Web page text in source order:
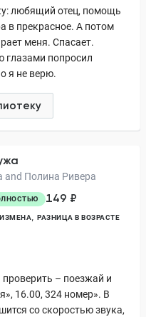
любящий отец, помощь
в прекрасное. А потом
меня. Спасает.
глазами попросил
я не верю.
and Полина Ривера
149 ₽
ИЗМЕНА РАЗНИЦА В ВОЗРАСТЕ
– поезжай и
16.00, 324 номер». В
со скоростью звука,